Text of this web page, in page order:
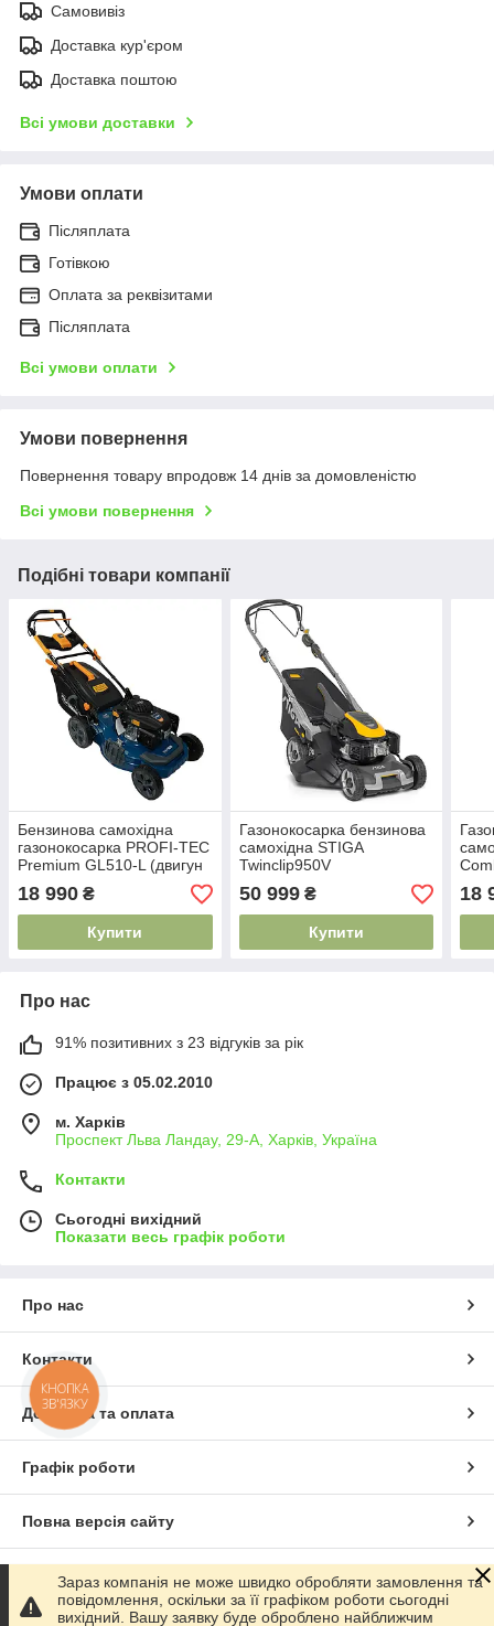
Самовивіз
Доставка кур'єром
Доставка поштою
Всі умови доставки
Умови оплати
Післяплата
Готівкою
Оплата за реквізитами
Післяплата
Всі умови оплати
Умови повернення
Повернення товару впродовж 14 днів за домовленістю
Всі умови повернення
Подібні товари компанії
Бензинова самохідна
газонокосарка PROFI-TEC
Premium GL510-L (двигун
LONCIN, 510 мм ширина)
18 990 ₴
Купити
Газонокосарка бензинова
самохідна STIGA
Twinclip950V
50 999₴
Купити
18
Про нас
91% позитивних з 23 відгуків за рік
Працює з 05.02.2010
м. Харків
Проспект Льва Ландау, 29-А, Харків, Україна
Контакти
Сьогодні вихідний
Показати весь графік роботи
Про нас
Контакти
Доставка та оплата
Графік роботи
Повна версія сайту
Сайт створено на маркетплейсіProm.ua
Зараз компанія не може швидко обробляти замовлення та
повідомлення, оскільки за її графіком роботи сьогодні
вихідний. Вашу заявку буде оброблено найближчим
КНОПКА
ЗВ'ЯЗКУ